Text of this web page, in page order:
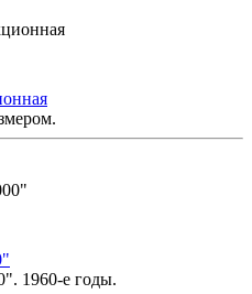
1960-е годы.